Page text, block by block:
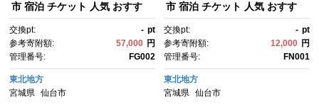
市 宿泊 チケット 人気 おすす
交換pt: - pt
参考寄附額:
57,000 円
管理番号:
FG002
東北地方
宮城県
仙台市
市 宿泊 チケット 人気 おすす
交換pt: - pt
参考寄附額:
12,000 円
管理番号:
FN001
東北地方
宮城県 仙台市